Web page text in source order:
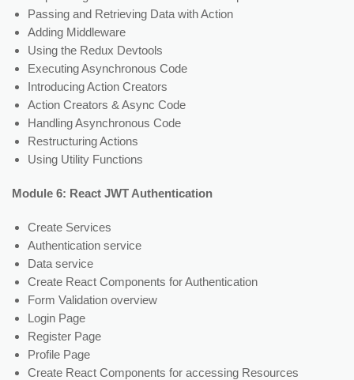
Passing and Retrieving Data with Action
Adding Middleware
Using the Redux Devtools
Executing Asynchronous Code
Introducing Action Creators
Action Creators & Async Code
Handling Asynchronous Code
Restructuring Actions
Using Utility Functions
Module 6: React JWT Authentication
Create Services
Authentication service
Data service
Create React Components for Authentication
Form Validation overview
Login Page
Register Page
Profile Page
Create React Components for accessing Resources